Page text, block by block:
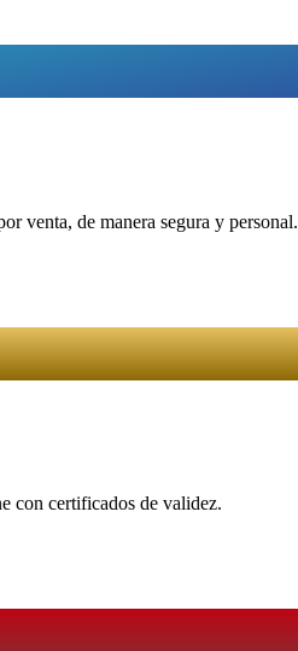
venta, de manera segura y personal.
con certificados de validez.